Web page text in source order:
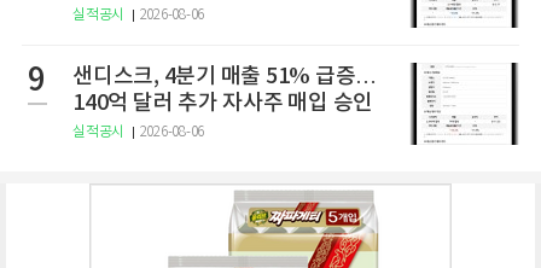
실적공시 2026-08-06
9
샌디스크, 4분기 매출 51% 급증…
140억 달러 추가 자사주 매입 승인
실적공시 2026-08-06